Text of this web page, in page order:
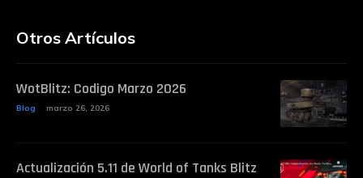
Otros Artículos
WotBlitz: Codigo Marzo 2026
Blog marzo 26, 2026
Actualización 5.11 de World of Tanks Blitz